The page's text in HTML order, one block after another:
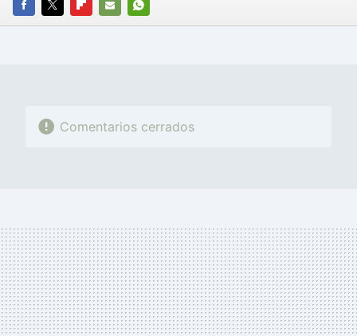
FACEBOOK
TWITTERFLIPBOARD
E-
WHATSAPP
Comentarios cerrados